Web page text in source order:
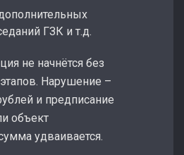
ГЗК и т.д.
не начнётся без
Нарушение –
и предписание
объект
удваивается.